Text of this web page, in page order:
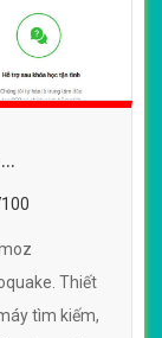
Thiết
tìm kiếm,